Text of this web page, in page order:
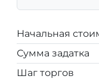
Начальная
Сумма задатка
Шаг торгов